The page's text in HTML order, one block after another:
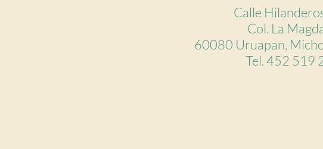
Calle
Col. La
60080 Uruapan,
Tel. 452 519